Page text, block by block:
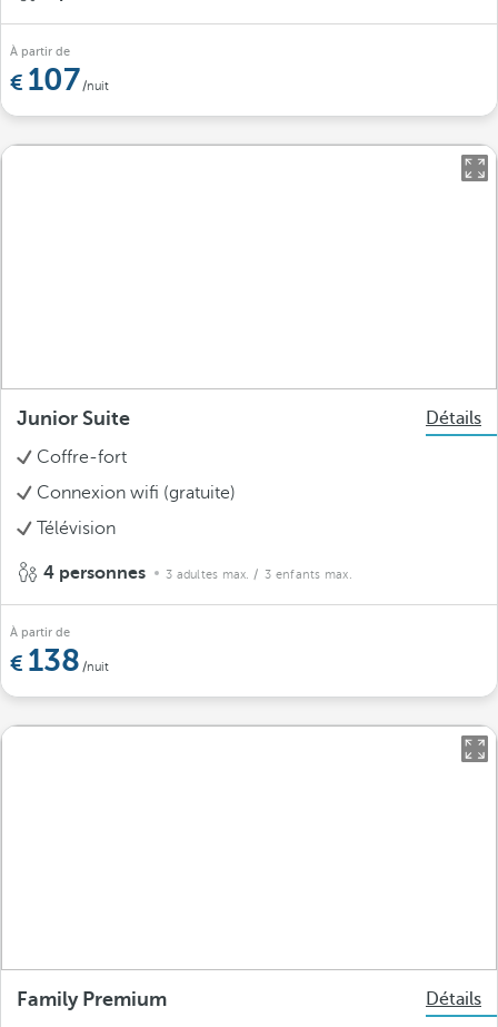
À partir de
107/nuit
Junior Suite
Détails
Coffre-fort
Connexion wifi (gratuite)
Télévision
4 personnes 3 adultes max. / 3 enfants max.
À partir de
138 /nuit
Family Premium
Détails